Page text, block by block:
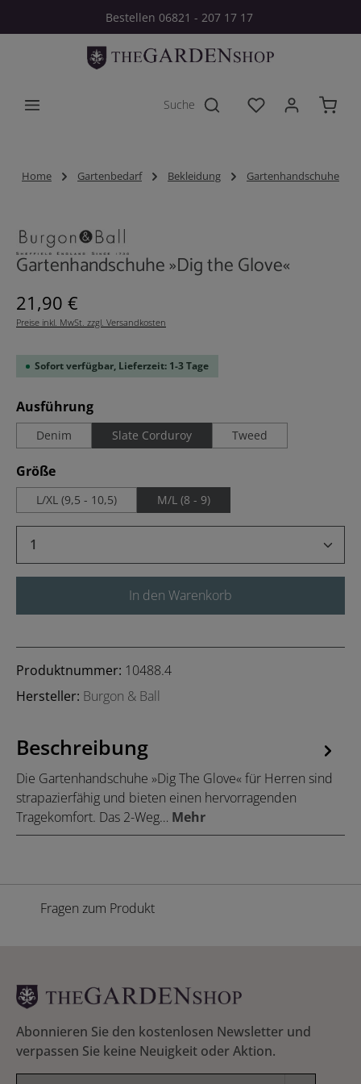
Zum Hauptinhalt springenBestellen 06821 - 207 17 17
Du hast 0
Home Gartenbedarf Bekleidung Gartenhandschuhe
Gartenhandschuhe »Dig the Glove«
Regulärer Preis:
21,90 €
Preise inkl. MwSt. zzgl. Versandkosten
Sofort verfügbar, Lieferzeit: 1-3 Tage
Ausführungauswählen
Denim Slate Corduroy Tweed
Größeauswählen
L/XL (9,5 - 10,5) M/L (8 - 9)
Produkt Anzahl: Gib den gewünschten
In den Warenkorb
Produktnummer: 10488.4
Hersteller: Burgon & Ball
Beschreibung
Die Gartenhandschuhe »Dig The Glove« für Herren sind
strapazierfähig und bieten einen hervorragenden
Tragekomfort. Das 2-Weg… Mehr
Fragen zum Produkt
Abonnieren Sie den kostenlosen Newsletter und
verpassen Sie keine Neuigkeit oder Aktion.